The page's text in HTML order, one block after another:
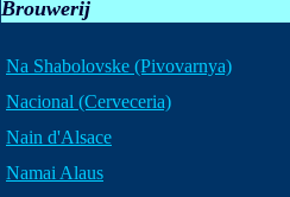
Brouwerij
Na Shabolovske (Pivovarnya)
Nacional (Cerveceria)
Nain d'Alsace
Namai Alaus